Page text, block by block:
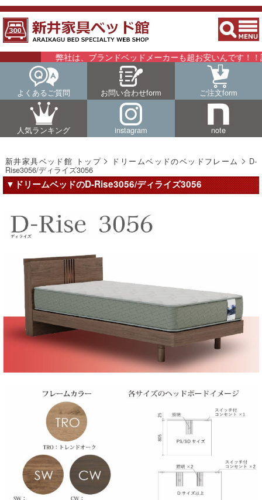
弊社は、ブランドベッドメーカーも超お安いんです！！詳細は
よくあるご質問 お問い合わせform ご注文form
人気ランキング instagram note
新井家具ベッド館 トップ ドリームベッドのベッドフレーム D-
Rise3056/ディライズ3056
▼ドリームベッドのD-Rise3056/ディライズ3056